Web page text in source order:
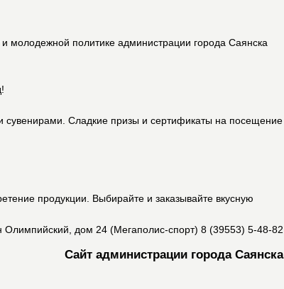
молодежной политике администрации города Саянска
Сладкие призы и сертификаты на посещение
продукции. Выбирайте и заказывайте вкусную
дом 24 (Мегаполис-спорт) 8 (39553) 5-48-82
Сайт администрации города Саянска